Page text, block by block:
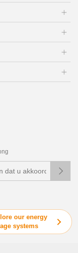
our energy
systems
